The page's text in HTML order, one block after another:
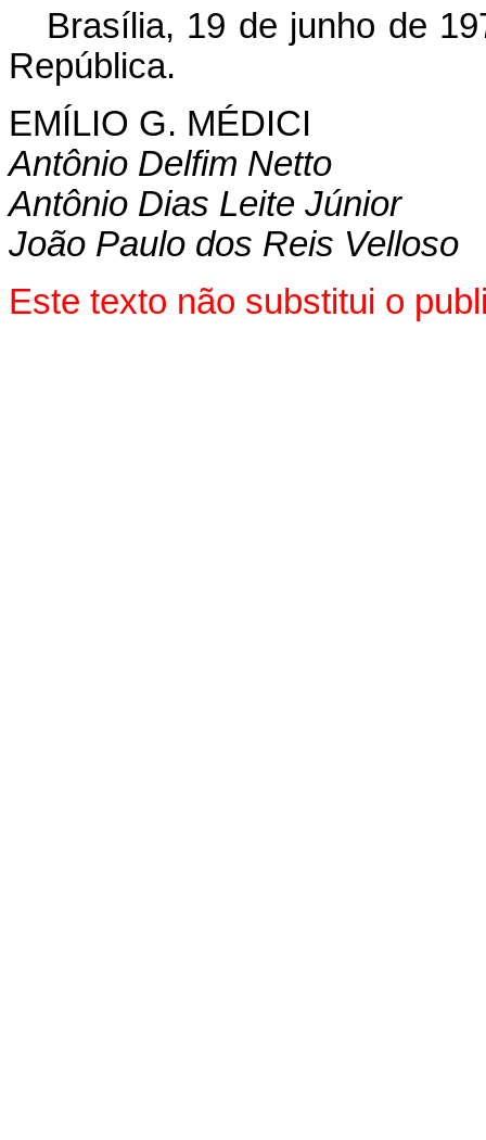
Brasília, 19 de junho de
República.
EMÍLIO G. MÉDICI
Antônio Delfim Netto
Antônio Dias Leite Júnior
João Paulo dos Reis Velloso
Este texto não substitui o